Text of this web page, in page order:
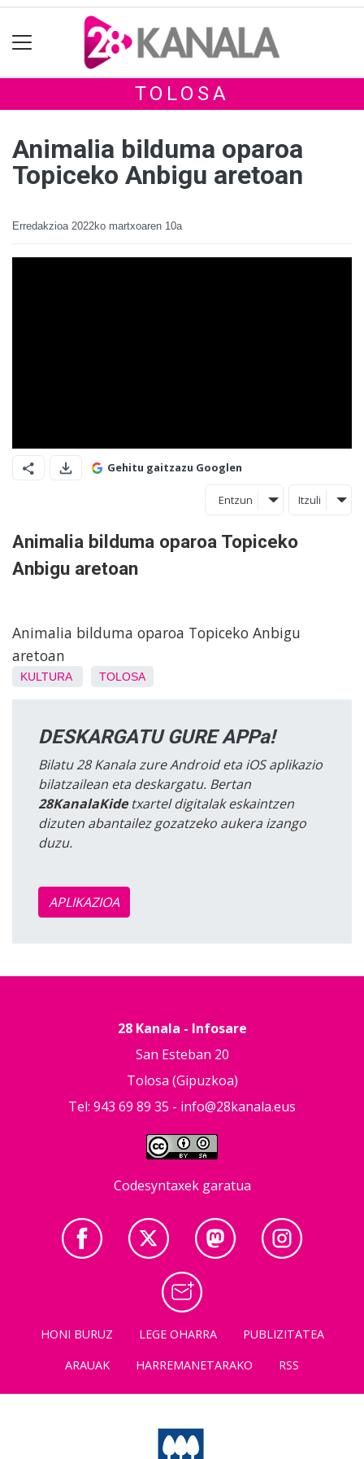
TOLOSA
Animalia bilduma oparoa
Topiceko Anbigu aretoan
Erredakzioa 2022ko martxoaren 10a
Gehitu gaitzazu Googlen
Entzun Itzuli
Animalia bilduma oparoa Topiceko
Anbigu aretoan
Animalia bilduma oparoa Topiceko Anbigu
aretoan
KULTURA TOLOSA
DESKARGATU GURE APPa!
Bilatu 28 Kanala zure Android eta iOS aplikazio
bilatzailean eta deskargatu. Bertan
28KanalaKidetxartel digitalak eskaintzen
dizuten abantailez gozatzeko aukera izango
duzu.
APLIKAZIOA
28 Kanala - Infosare
San Esteban 20
Tolosa (Gipuzkoa)
Tel: 943 69 89 35 - info@28kanala.eus
Codesyntaxek garatua
HONI BURUZ LEGE OHARRA
PUBLIZITATEA
ARAUAK
HARREMANETARAKO RSS